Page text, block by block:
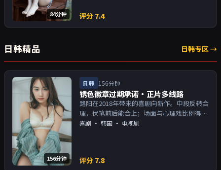
84分钟 评分 7.4
日韩精品 日韩专区 →
156分钟
日韩 156分钟
锈色徽章过期承诺·正片多线路
路阳在2018年带来的喜剧向新作。中段反转合
理，伏笔前后能合上；场面与心理戏比例得
当。主演以演技派为主，适合喜欢强叙事与人
喜剧 · 韩国 · 电视剧
评分 7.8